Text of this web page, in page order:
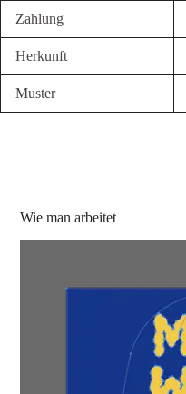
Zahlung
Herkunft
Muster
Wie man arbeitet